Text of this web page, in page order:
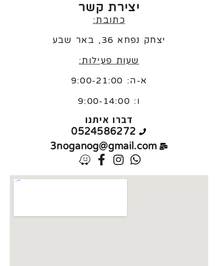
יצירת קשר
כתובת:
יצחק נפחא 36, באר שבע
שעות פעילות:
א-ה: 9:00-21:00
ו: 9:00-14:00
דברו איתנו
0524586272
3noganog@gmail.com